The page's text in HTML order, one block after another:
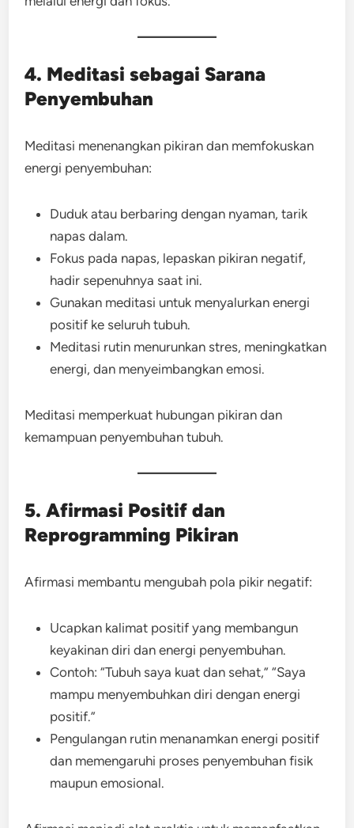
4. Meditasi sebagai Sarana
Penyembuhan
Meditasi menenangkan pikiran dan memfokuskan
energi penyembuhan:
Duduk atau berbaring dengan nyaman, tarik
napas dalam.
Fokus pada napas, lepaskan pikiran negatif,
hadir sepenuhnya saat ini.
Gunakan meditasi untuk menyalurkan energi
positif ke seluruh tubuh.
Meditasi rutin menurunkan stres, meningkatkan
energi, dan menyeimbangkan emosi.
Meditasi memperkuat hubungan pikiran dan
kemampuan penyembuhan tubuh.
5. Afirmasi Positif dan
Reprogramming Pikiran
Afirmasi membantu mengubah pola pikir negatif:
Ucapkan kalimat positif yang membangun
keyakinan diri dan energi penyembuhan.
Contoh: “Tubuh saya kuat dan sehat,” “Saya
mampu menyembuhkan diri dengan energi
positif.”
Pengulangan rutin menanamkan energi positif
dan memengaruhi proses penyembuhan fisik
maupun emosional.